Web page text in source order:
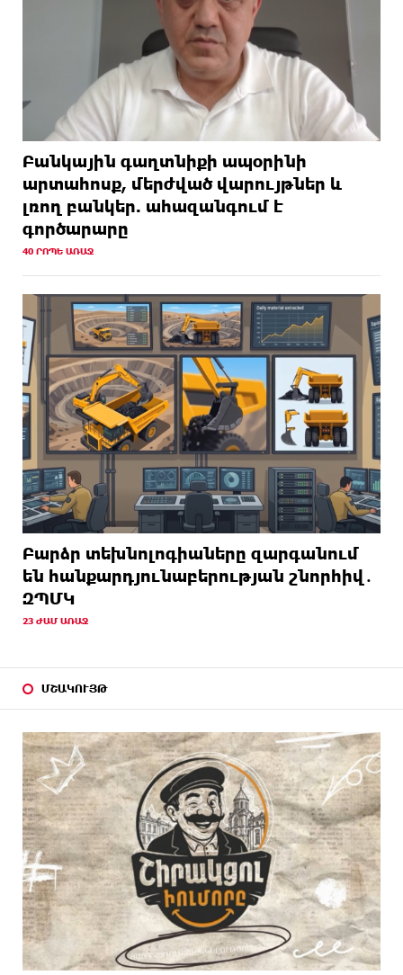
Բանկային գաղտնիքի ապօրինի
արտահոսք, մերժված վարույթներ և
լռող բանկեր. ահազանգում է
գործարարը
40 ՐՈՊԵ ԱՌԱՋ
Բարձր տեխնոլոգիաները զարգանում
են հանքարդյունաբերության շնորհիվ․
ԶՊՄԿ
23 ԺԱՄ ԱՌԱՋ
ՄՇԱԿՈՒՅԹ